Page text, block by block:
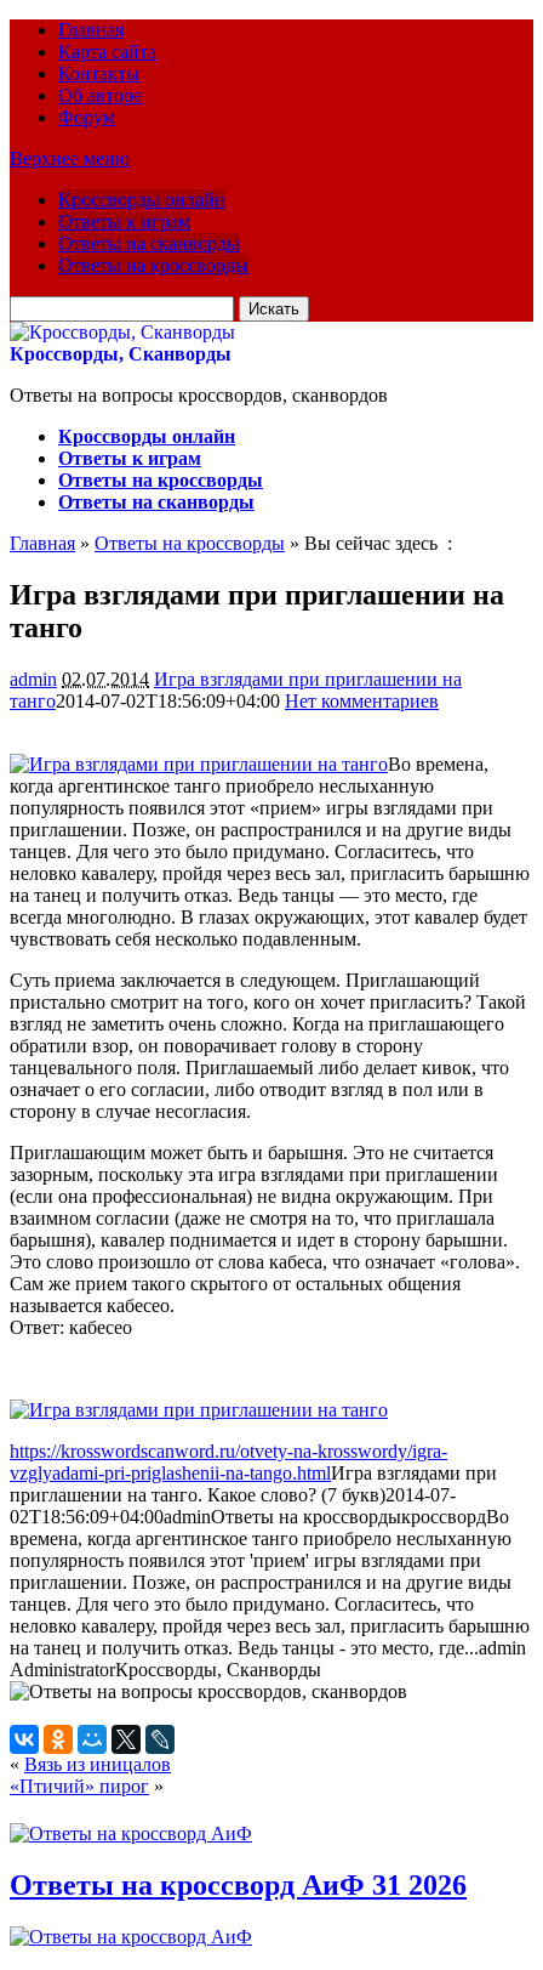
Главная
Карта сайта
Контакты
Об авторе
Форум
Верхнее меню
Кроссворды онлайн
Ответы к играм
Ответы на сканворды
Ответы на кроссворды
для:
Кроссворды, Сканворды
Ответы на вопросы кроссвордов, сканвордов
Кроссворды онлайн
Ответы к играм
Ответы на кроссворды
Ответы на сканворды
Главная » Ответы на кроссворды » Вы сейчас здесь :
Игра взглядами при приглашении на
танго
admin 02.07.2014 Игра взглядами при приглашении на
танго2014-07-02T18:56:09+04:00 Нет комментариев
Во времена,
когда аргентинское танго приобрело неслыханную
популярность появился этот «прием» игры взглядами при
приглашении. Позже, он распространился и на другие виды
танцев. Для чего это было придумано. Согласитесь, что
неловко кавалеру, пройдя через весь зал, пригласить барышню
на танец и получить отказ. Ведь танцы — это место, где
всегда многолюдно. В глазах окружающих, этот кавалер будет
чувствовать себя несколько подавленным.
Суть приема заключается в следующем. Приглашающий
пристально смотрит на того, кого он хочет пригласить? Такой
взгляд не заметить очень сложно. Когда на приглашающего
обратили взор, он поворачивает голову в сторону
танцевального поля. Приглашаемый либо делает кивок, что
означает о его согласии, либо отводит взгляд в пол или в
сторону в случае несогласия.
Приглашающим может быть и барышня. Это не считается
зазорным, поскольку эта игра взглядами при приглашении
(если она профессиональная) не видна окружающим. При
взаимном согласии (даже не смотря на то, что приглашала
барышня), кавалер поднимается и идет в сторону барышни.
Это слово произошло от слова кабеса, что означает «голова».
Сам же прием такого скрытого от остальных общения
называется кабесео.
Ответ: кабесео
https://krosswordscanword.ru/otvety-na-krosswordy/igra-
vzglyadami-pri-priglashenii-na-tango.htmlИгра взглядами при
приглашении на танго. Какое слово? (7 букв)2014-07-
02T18:56:09+04:00adminОтветы на кроссвордыкроссвордВо
времена, когда аргентинское танго приобрело неслыханную
популярность появился этот 'прием' игры взглядами при
приглашении. Позже, он распространился и на другие виды
танцев. Для чего это было придумано. Согласитесь, что
неловко кавалеру, пройдя через весь зал, пригласить барышню
на танец и получить отказ. Ведь танцы - это место, где...admin
AdministratorКроссворды, Сканворды
« Вязь из иницалов
«Птичий» пирог »
Ответы на кроссворд АиФ 31 2026